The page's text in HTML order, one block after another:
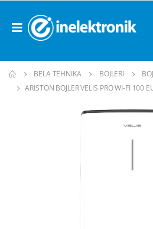
BELA TEHNIKA BOJLERI
ARISTON BOJLER VELIS PRO WI-FI 100